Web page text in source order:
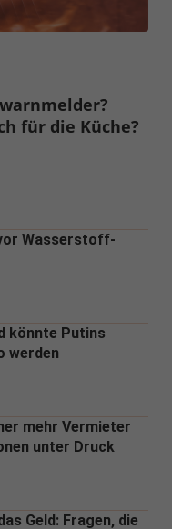
für die Küche?
Wasserstoff-
könnte Putins
werden
mehr Vermieter
unter Druck
Geld: Fragen, die